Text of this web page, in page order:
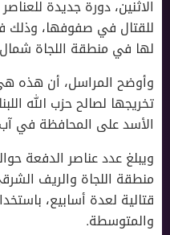
الاثنين، دورة جديدة
للقتال في صفوفها، وذلك
لها في منطقة اللجاة
وأوضح المراسل، أن هذه هي
تخريجها لصالح حزب الله
الأسد على المحافظة في
منطقة اللجاة والريف
قتالية لعدة أسابيع،
والمتوسطة.